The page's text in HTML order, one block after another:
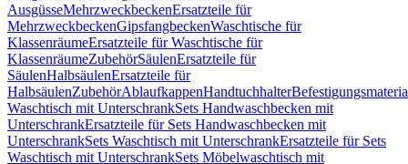
AusgüsseMehrzweckbeckenErsatzteile für
MehrzweckbeckenGipsfangbeckenWaschtische für
KlassenräumeErsatzteile für Waschtische für
KlassenräumeZubehörSäulenErsatzteile für
SäulenHalbsäulenErsatzteile für
HalbsäulenZubehörAblaufkappenHandtuchhalter
Waschtisch mit UnterschrankSets Handwaschbecken mit
UnterschrankErsatzteile für Sets Handwaschbecken mit
UnterschrankSets Waschtisch mit UnterschrankErsatzteile für Sets
Waschtisch mit UnterschrankSets Möbelwaschtisch mit